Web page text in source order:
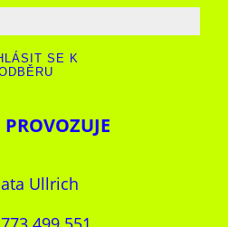
PROVOZUJE
Ullrich